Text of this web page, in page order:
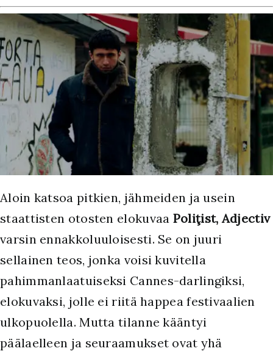
Aloin katsoa pitkien, jähmeiden ja usein
staattisten otosten elokuvaa Poliţist, Adjectiv
varsin ennakkoluuloisesti. Se on juuri
sellainen teos, jonka voisi kuvitella
pahimmanlaatuiseksi Cannes-darlingiksi,
elokuvaksi, jolle ei riitä happea festivaalien
ulkopuolella. Mutta tilanne kääntyi
päälaelleen ja seuraamukset ovat yhä